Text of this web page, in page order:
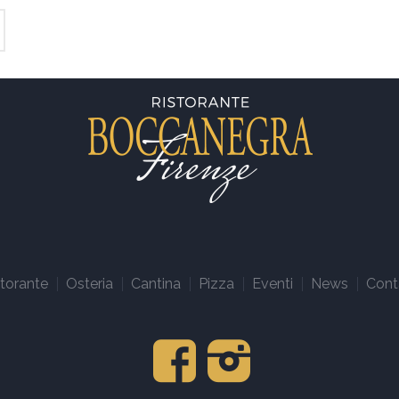
Osteria Cantina Pizza Eventi News